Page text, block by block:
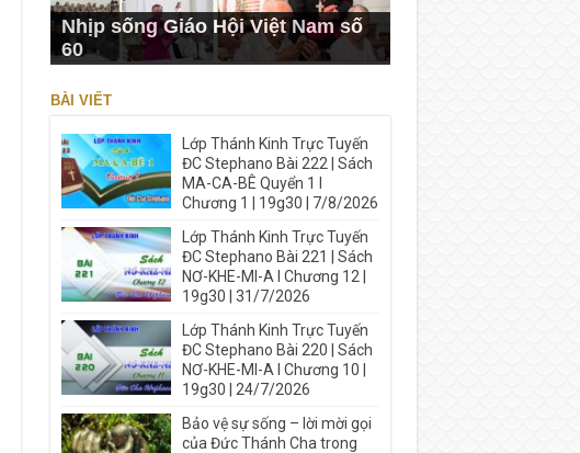
Nhịp sống Giáo Hội Việt Nam số
60
BÀI VIẾT
Lớp Thánh Kinh Trực Tuyến
ĐC Stephano Bài 222 | Sách
MA-CA-BÊ Quyển 1 I
Chương 1 | 19g30 | 7/8/2026
Lớp Thánh Kinh Trực Tuyến
ĐC Stephano Bài 221 | Sách
NƠ-KHE-MI-A I Chương 12 |
19g30 | 31/7/2026
Lớp Thánh Kinh Trực Tuyến
ĐC Stephano Bài 220 | Sách
NƠ-KHE-MI-A I Chương 10 |
19g30 | 24/7/2026
Bảo vệ sự sống – lời mời gọi
của Đức Thánh Cha trong